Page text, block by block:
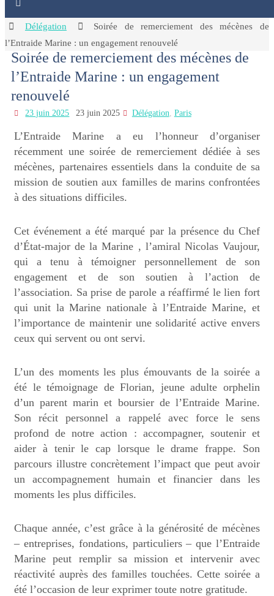
HomeDélégation
Soirée de remerciement des mécènes de
l’Entraide Marine : un engagement renouvelé
Soirée de remerciement des mécènes de
l’Entraide Marine : un engagement
renouvelé
23 juin 2025 23 juin 2025 Délégation, Paris
L’Entraide Marine a eu l’honneur d’organiser
récemment une soirée de remerciement dédiée à ses
mécènes, partenaires essentiels dans la conduite de sa
mission de soutien aux familles de marins confrontées
à des situations difficiles.
Cet événement a été marqué par la présence du Chef
d’État-major de la Marine , l’amiral Nicolas Vaujour,
qui a tenu à témoigner personnellement de son
engagement et de son soutien à l’action de
l’association. Sa prise de parole a réaffirmé le lien fort
qui unit la Marine nationale à l’Entraide Marine, et
l’importance de maintenir une solidarité active envers
ceux qui servent ou ont servi.
L’un des moments les plus émouvants de la soirée a
été le témoignage de Florian, jeune adulte orphelin
d’un parent marin et boursier de l’Entraide Marine.
Son récit personnel a rappelé avec force le sens
profond de notre action : accompagner, soutenir et
aider à tenir le cap lorsque le drame frappe. Son
parcours illustre concrètement l’impact que peut avoir
un accompagnement humain et financier dans les
moments les plus difficiles.
Chaque année, c’est grâce à la générosité de mécènes
– entreprises, fondations, particuliers – que l’Entraide
Marine peut remplir sa mission et intervenir avec
réactivité auprès des familles touchées. Cette soirée a
été l’occasion de leur exprimer toute notre gratitude.